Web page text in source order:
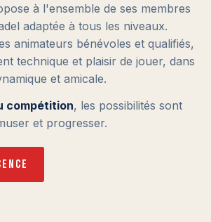
à l'ensemble de ses membres
adaptée à tous les niveaux.
animateurs bénévoles et qualifiés,
technique et plaisir de jouer, dans
et amicale.
compétition, les possibilités sont
et progresser.